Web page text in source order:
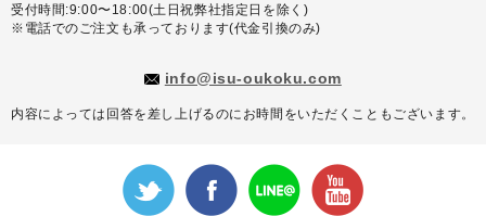
受付時間:9:00〜18:00(土日祝弊社指定日を除く)
※電話でのご注文も承っております(代金引換のみ)
info@isu-oukoku.com
内容によっては回答を差し上げるのにお時間をいただくこともございます。